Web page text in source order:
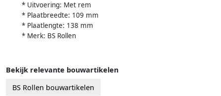
* Uitvoering: Met rem
* Plaatbreedte: 109 mm
* Plaatlengte: 138 mm
* Merk: BS Rollen
Bekijk relevante bouwartikelen
BS Rollen bouwartikelen